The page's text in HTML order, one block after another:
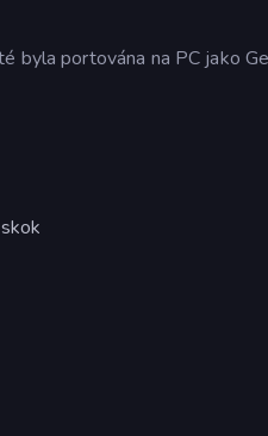
byla portována na PC jako